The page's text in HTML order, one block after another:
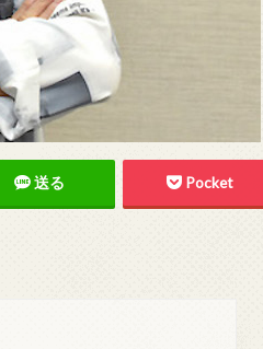
送る Pocket